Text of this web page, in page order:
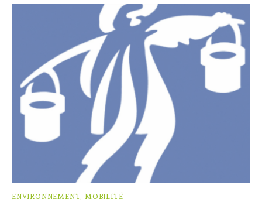
ENVIRONNEMENT, MOBILITÉ